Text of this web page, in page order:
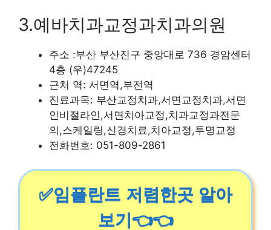
3.예바치과교정과치과의원
주소 :부산 부산진구 중앙대로 736 경암센터
4층 (우)47245
근처 역: 서면역,부전역
진료과목: 부산교정치과,서면교정치과,서면
인비절라인,서면치아교정,치과교정과전문
의,스케일링,신경치료,치아교정,투명교정
전화번호: 051-809-2861
✅임플란트 저렴한곳 알아
보기👈👈